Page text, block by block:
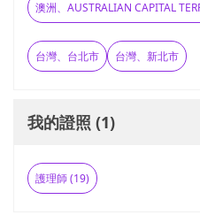
澳洲、AUSTRALIAN CAPITAL
台灣、台北市 台灣、新北市
我的證照 (1)
護理師 (19)